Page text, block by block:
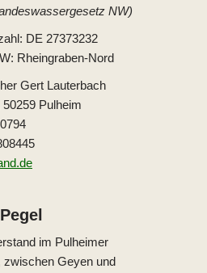
NW)
DE 27373232
Rheingraben-Nord
Gert Lauterbach
Pulheim
im Pulheimer
zwischen Geyen und